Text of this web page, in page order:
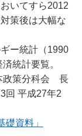
いてすら2012
策後は大幅な
ー統計（1990
統計要覧。
政策分科会 長
回 平成27年2
礎資料」